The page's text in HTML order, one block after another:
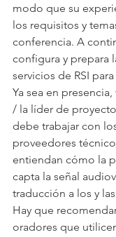
modo que su
los requisitos y
conferencia. A
configura y prepara
servicios de RSI
Ya sea en
/ la líder de
debe trabajar con
proveedores
entiendan cómo la
capta la señal
traducción a los y
Hay que
oradores que